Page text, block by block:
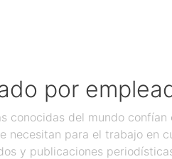
por
conocidas del mundo
necesitan para el trabajo en
y publicaciones